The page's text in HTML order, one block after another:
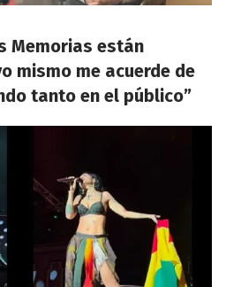
Memorias están
mismo me acuerde de
tanto en el público”